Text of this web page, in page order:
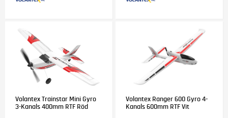
Volantex Trainstar Mini Gyro
3-Kanals 400mm RTF Röd
Volantex Ranger 600 Gyro 4-
Kanals 600mm RTF Vit